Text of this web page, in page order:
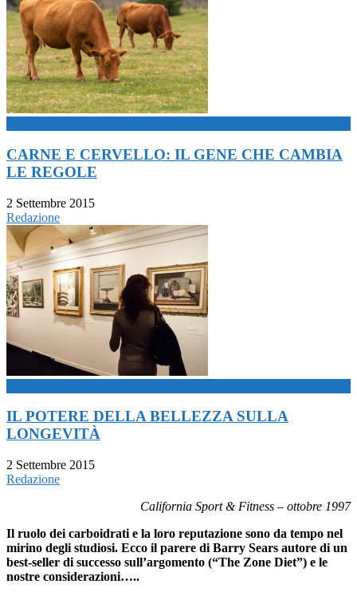
CARNE E CERVELLO: IL GENE CHE CAMBIA
LE REGOLE
2 Settembre 2015
Redazione
IL POTERE DELLA BELLEZZA SULLA
LONGEVITÀ
2 Settembre 2015
Redazione
California Sport & Fitness – ottobre 1997
Il ruolo dei carboidrati e la loro reputazione sono da tempo nel
mirino degli studiosi. Ecco il parere di Barry Sears autore di un
best-seller di successo sull’argomento (“The Zone Diet”) e le
nostre considerazioni…..